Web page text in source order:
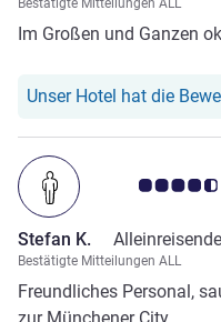
Im Großen und Ganzen ok
Unser Hotel hat die
Note
Stefan K.
Bestätigte Mitteilungen ALL
Freundliches Personal,